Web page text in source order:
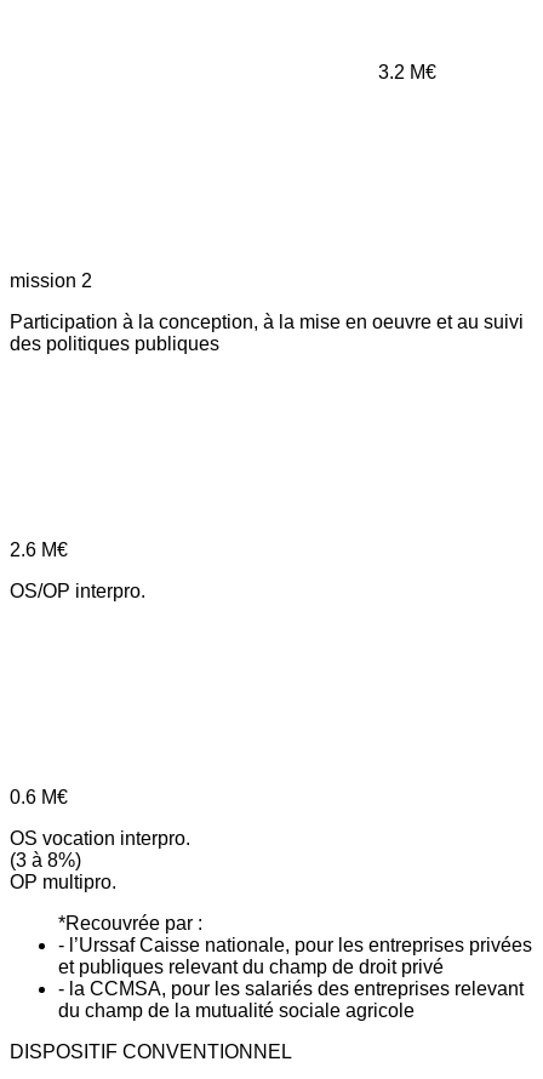
3.2 M€
mission 2
Participation à la conception, à la mise en oeuvre et au suivi
des politiques publiques
2.6 M€
OS/OP interpro.
0.6 M€
OS vocation interpro.
(3 à 8%)
OP multipro.
*Recouvrée par :
- l’Urssaf Caisse nationale, pour les entreprises privées
et publiques relevant du champ de droit privé
- la CCMSA, pour les salariés des entreprises relevant
du champ de la mutualité sociale agricole
DISPOSITIF CONVENTIONNEL